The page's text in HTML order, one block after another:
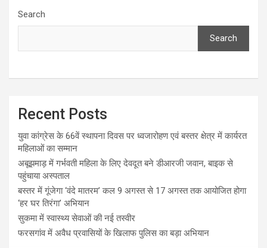
Search
Search
Recent Posts
युवा कांग्रेस के 66वें स्थापना दिवस पर ध्वजारोहण एवं बस्तर क्षेत्र में कार्यरत
महिलाओं का सम्मान
अबूझमाड़ में गर्भवती महिला के लिए देवदूत बने डीआरजी जवान, बाइक से
पहुंचाया अस्पताल
बस्तर में गूंजेगा ‘वंदे मातरम’ कल 9 अगस्त से 17 अगस्त तक आयोजित होगा
‘हर घर तिरंगा’ अभियान
सुकमा में स्वास्थ्य सेवाओं की नई तस्वीर
फरसगांव में अवैध प्रवासियों के खिलाफ पुलिस का बड़ा अभियान